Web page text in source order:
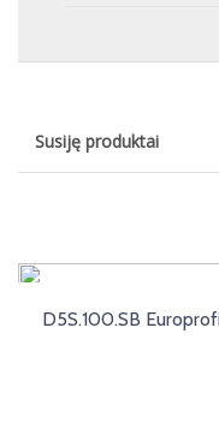
Susiję produktai
D5S.100.SB